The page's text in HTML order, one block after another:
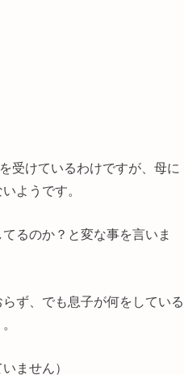
受けているわけですが、母に
ようです。
るのか？と変な事を言いま
ず、でも息子が何をしている
ません）